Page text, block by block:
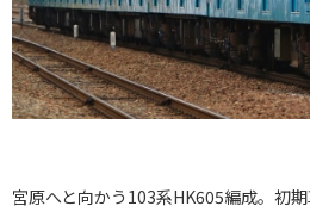
宮原へと向かう103系HK605編成。初期